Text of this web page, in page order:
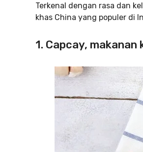
Terkenal dengan rasa dan
khas China yang populer di
1. Capcay, makanan